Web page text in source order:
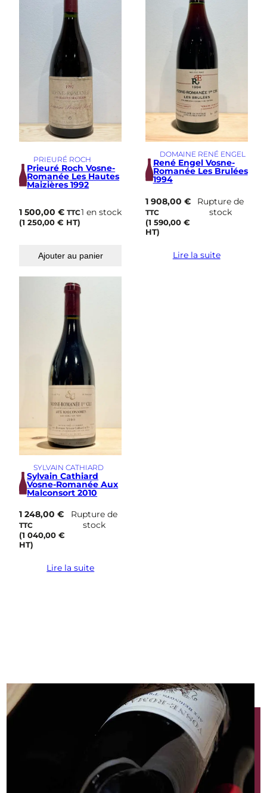
PRIEURÉ ROCH
Prieuré Roch Vosne-
Romanée Les Hautes
Maizières 1992
1 500,00€ TTC
(1 250,00€ HT)
1 en stock
Ajouter au panier
DOMAINE RENÉ ENGEL
René Engel Vosne-
Romanée Les Brulées
1994
1 908,00 €
TTC
(1 590,00 €
HT)
Rupture de
stock
Lire la suite
SYLVAIN CATHIARD
Sylvain Cathiard
Vosne-Romanée Aux
Malconsort 2010
1 248,00€
TTC
(1 040,00€
HT)
Rupture de
stock
Lire la suite